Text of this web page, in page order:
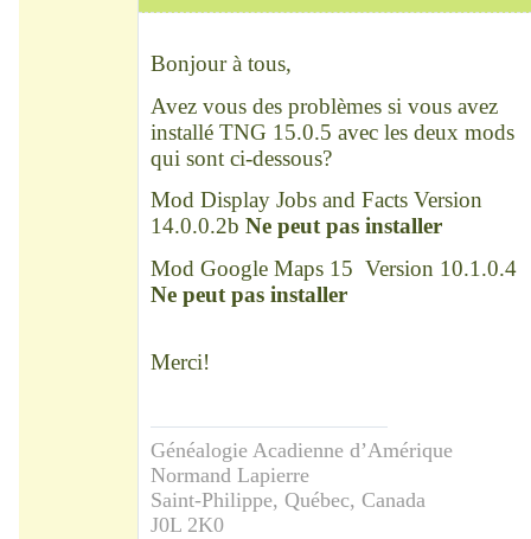
Bonjour à tous,
Avez vous des problèmes si vous avez
installé TNG 15.0.5 avec les deux mods
qui sont ci-dessous?
Mod Display Jobs and Facts Version
14.0.0.2b Ne peut pas installer
Mod Google Maps 15 Version 10.1.0.4
Ne peut pas installer
Merci!
Généalogie Acadienne d’Amérique
Normand Lapierre
Saint-Philippe, Québec, Canada
J0L 2K0